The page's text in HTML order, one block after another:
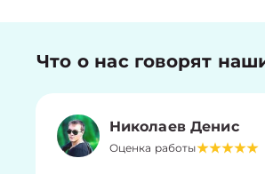
Что о нас говорят
Николаев Денис
Оценка работы